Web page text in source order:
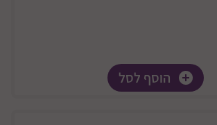
הוסף לסל